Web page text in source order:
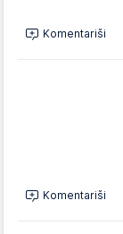
Komentariši
Komentariši